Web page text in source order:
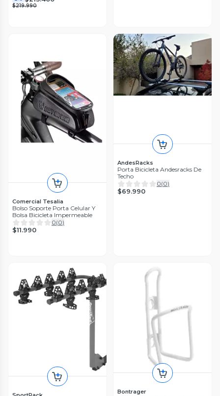
$219.990
Comercial Tesalia
Bolso Soporte Porta Celular Y
Bolsa Bicicleta Impermeable
0(0)
$11.990
AndesRacks
Porta Bicicleta Andesracks De
Techo
0(0)
$69.990
Bontrager